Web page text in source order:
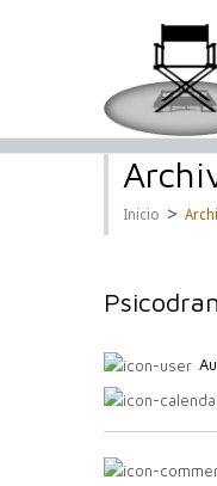
Inicio >